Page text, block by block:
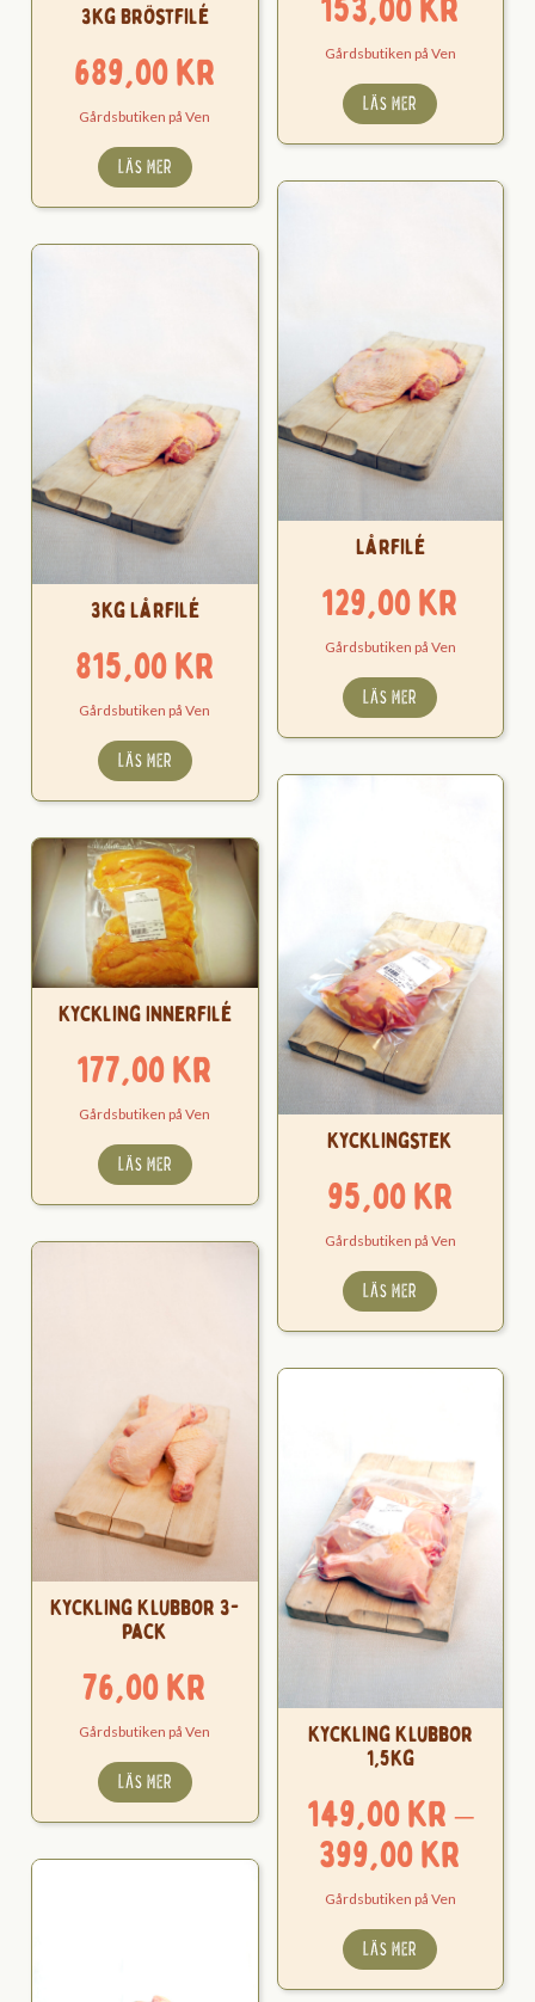
153,00kr
Gårdsbutiken på Ven
LÄS MER
3kg Bröstfilé
689,00kr
Gårdsbutiken på Ven
LÄS MER
Lårfilé
129,00kr
Gårdsbutiken på Ven
LÄS MER
3kg Lårfilé
815,00kr
Gårdsbutiken på Ven
LÄS MER
Kycklingstek
95,00kr
Gårdsbutiken på Ven
LÄS MER
Kyckling Innerfilé
177,00kr
Gårdsbutiken på Ven
LÄS MER
Kyckling Klubbor 3-
pack
76,00kr
Gårdsbutiken på Ven
LÄS MER
Kyckling Klubbor
1,5kg
149,00kr–
399,00kr
Gårdsbutiken på Ven
LÄS MER